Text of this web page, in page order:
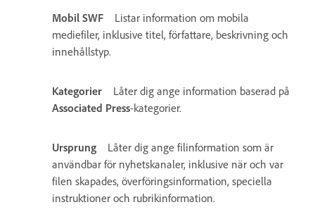
Mobil SWF
Listar information om mobila
mediefiler, inklusive titel, författare, beskrivning och
innehållstyp.
Kategorier
Låter dig ange information baserad på
Associated Press-kategorier.
Ursprung
Låter dig ange filinformation som är
användbar för nyhetskanaler, inklusive när och var
filen skapades, överföringsinformation, speciella
instruktioner och rubrikinformation.